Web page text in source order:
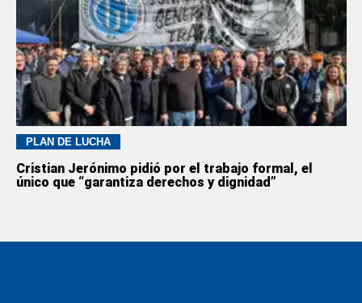
PLAN DE LUCHA
Cristian Jerónimo pidió por el trabajo formal, el
único que “garantiza derechos y dignidad”